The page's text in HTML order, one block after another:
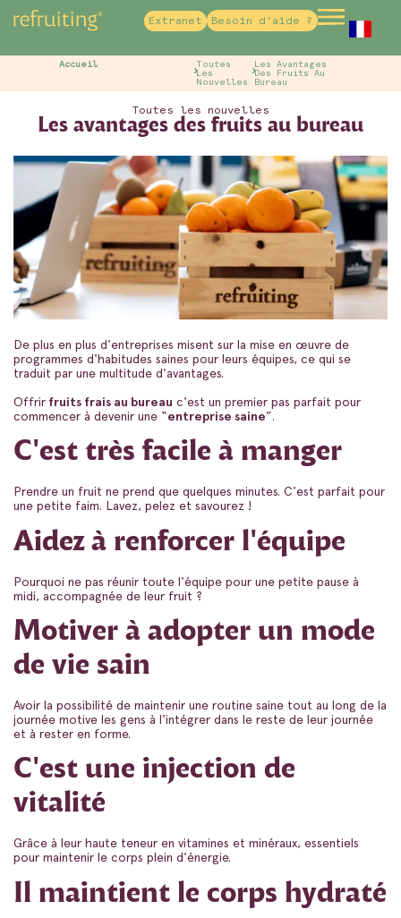
Extranet Besoin d'aide ?
Accueil
Toutes
Les
Nouvelles
Les Avantages
Des Fruits Au
Bureau
Toutes les nouvelles
Les avantages des fruits au bureau
De plus en plus d'entreprises misent sur la mise en œuvre de
programmes d'habitudes saines pour leurs équipes, ce qui se
traduit par une multitude d'avantages.
Offrir fruits frais au bureau c'est un premier pas parfait pour
commencer à devenir une “entreprise saine”.
C'est très facile à manger
Prendre un fruit ne prend que quelques minutes. C'est parfait pour
une petite faim. Lavez, pelez et savourez !
Aidez à renforcer l'équipe
Pourquoi ne pas réunir toute l'équipe pour une petite pause à
midi, accompagnée de leur fruit ?
Motiver à adopter un mode
de vie sain
Avoir la possibilité de maintenir une routine saine tout au long de la
journée motive les gens à l'intégrer dans le reste de leur journée
et à rester en forme.
C'est une injection de
vitalité
Grâce à leur haute teneur en vitamines et minéraux, essentiels
pour maintenir le corps plein d'énergie.
Il maintient le corps hydraté